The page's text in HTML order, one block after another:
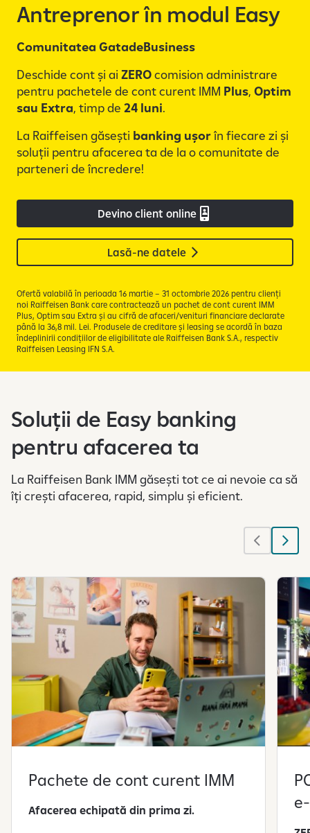
Antreprenor în modul Easy
Comunitatea GatadeBusiness
Deschide cont și ai ZEROcomision administrare
pentru pachetele de cont curent IMM Plus, Optim
sau Extra, timp de 24 luni.
La Raiffeisen găsești banking ușorîn fiecare zi și
soluții pentru afacerea ta de la o comunitate de
parteneri de încredere!
Devino client online
Lasă-ne datele
Ofertă valabilă în perioada 16 martie – 31 octombrie 2026 pentru clienți
noi Raiffeisen Bank care contractează un pachet de cont curent IMM
Plus, Optim sau Extra și au cifră de afaceri/venituri financiare declarate
până la 36,8 mil. Lei. Produsele de creditare și leasing se acordă în baza
îndeplinirii condițiilor de eligibilitate ale Raiffeisen Bank S.A., respectiv
Raiffeisen Leasing IFN S.A.
Soluții de Easy banking
pentru afacerea ta
La Raiffeisen Bank IMM găsești tot ce ai nevoie ca să
îți crești afacerea, rapid, simplu și eficient.
Pachete de cont curent IMM
Afacerea echipată din prima zi.